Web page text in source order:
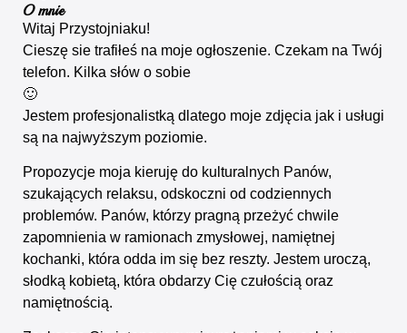
O mnie
Witaj Przystojniaku!
Cieszę sie trafiłeś na moje ogłoszenie. Czekam na Twój
telefon. Kilka słów o sobie
🙂
Jestem profesjonalistką dlatego moje zdjęcia jak i usługi
są na najwyższym poziomie.
Propozycje moja kieruję do kulturalnych Panów,
szukających relaksu, odskoczni od codziennych
problemów. Panów, którzy pragną przeżyć chwile
zapomnienia w ramionach zmysłowej, namiętnej
kochanki, która odda im się bez reszty. Jestem uroczą,
słodką kobietą, która obdarzy Cię czułością oraz
namiętnością.